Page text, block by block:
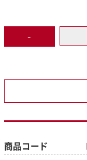
商品コード